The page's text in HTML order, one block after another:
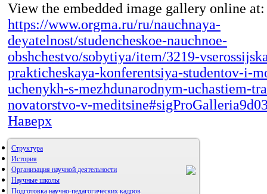
View the embedded image gallery online at:
https://www.orgma.ru/ru/nauchnaya-
deyatelnost/studencheskoe-nauchnoe-
obshchestvo/sobytiya/item/3219-
prakticheskaya-konferentsiya-studentov-i-
uchenykh-s-mezhdunarodnym-uchastiem-
novatorstvo-v-
Наверх
Структура
История
Организация научной деятельности
Научные школы
Подготовка научно-педагогических кадров